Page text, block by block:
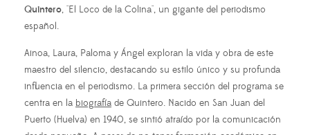
Quintero, "El Loco de la Colina", un gigante del periodismo
español.
Ainoa, Laura, Paloma y Ángel exploran la vida y obra de este
maestro del silencio, destacando su estilo único y su profunda
influencia en el periodismo. La primera sección del programa se
centra en la biografía de Quintero. Nacido en San Juan del
Puerto (Huelva) en 1940, se sintió atraído por la comunicación